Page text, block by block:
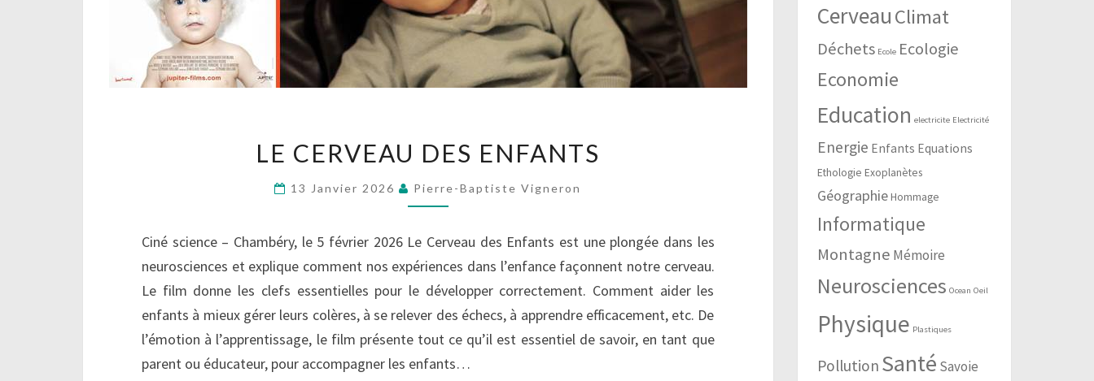
CERVEAU
ENFANTS
LE CERVEAU DES ENFANTS
13 Janvier 2026 Pierre-Baptiste Vigneron
Ciné science – Chambéry, le 5 février 2026 Le Cerveau des Enfants est une plongée dans les
neurosciences et explique comment nos expériences dans l’enfance façonnent notre cerveau.
Le film donne les clefs essentielles pour le développer correctement. Comment aider les
enfants à mieux gérer leurs colères, à se relever des échecs, à apprendre efficacement, etc. De
l’émotion à l’apprentissage, le film présente tout ce qu’il est essentiel de savoir, en tant que
parent ou éducateur, pour accompagner les enfants…
CerveauClimat
Déchets Ecole Ecologie
Economie
Education electricite Electricité
Energie Enfants Equations
Ethologie Exoplanètes
Géographie Hommage
Informatique
Montagne Mémoire
Neurosciences Ocean Oeil
Physique Plastiques
Pollution Santé Savoie